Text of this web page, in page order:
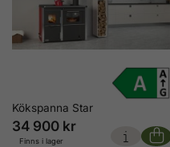
Kökspanna Star
34 900 kr
Finns i lager